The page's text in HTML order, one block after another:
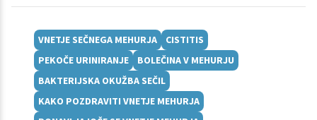
VNETJE SEČNEGA MEHURJA
CISTITIS
PEKOČE URINIRANJE
BOLEČINA V MEHURJU
BAKTERIJSKA OKUŽBA SEČIL
KAKO POZDRAVITI VNETJE MEHURJA